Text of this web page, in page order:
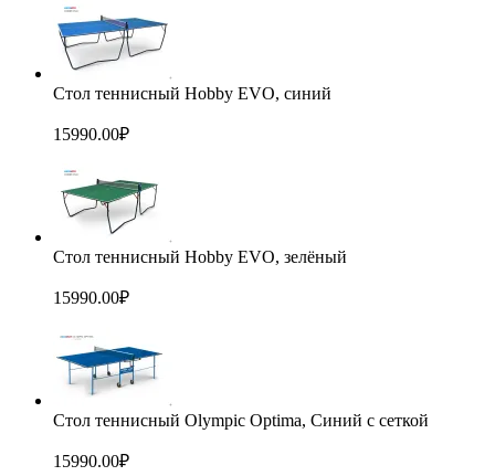
Стол теннисный Hobby EVO, синий
15990.00₽
Стол теннисный Hobby EVO, зелёный
15990.00₽
Стол теннисный Olympic Optima, Синий с сеткой
15990.00₽